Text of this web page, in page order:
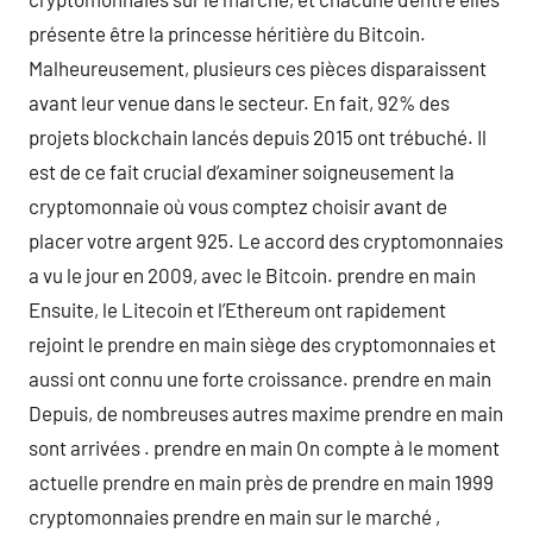
présente être la princesse héritière du Bitcoin.
Malheureusement, plusieurs ces pièces disparaissent
avant leur venue dans le secteur. En fait, 92% des
projets blockchain lancés depuis 2015 ont trébuché. Il
est de ce fait crucial d’examiner soigneusement la
cryptomonnaie où vous comptez choisir avant de
placer votre argent 925. Le accord des cryptomonnaies
a vu le jour en 2009, avec le Bitcoin. prendre en main
Ensuite, le Litecoin et l’Ethereum ont rapidement
rejoint le prendre en main siège des cryptomonnaies et
aussi ont connu une forte croissance. prendre en main
Depuis, de nombreuses autres maxime prendre en main
sont arrivées . prendre en main On compte à le moment
actuelle prendre en main près de prendre en main 1999
cryptomonnaies prendre en main sur le marché ,